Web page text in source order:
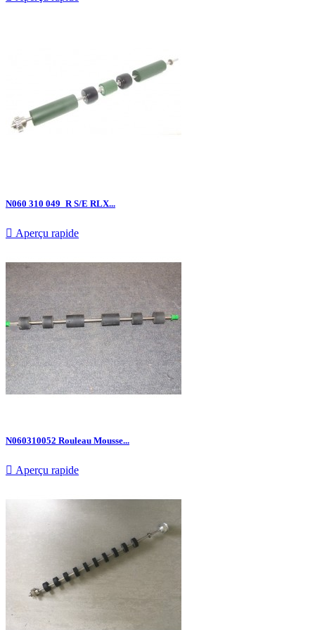
N060 310 049_R S/E RLX...
 Aperçu rapide
N060310052 Rouleau Mousse...
 Aperçu rapide